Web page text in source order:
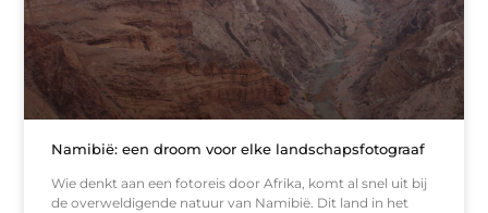
Namibië: een droom voor elke landschapsfotograaf
Wie denkt aan een fotoreis door Afrika, komt al snel uit bij
de overweldigende natuur van Namibië. Dit land in het